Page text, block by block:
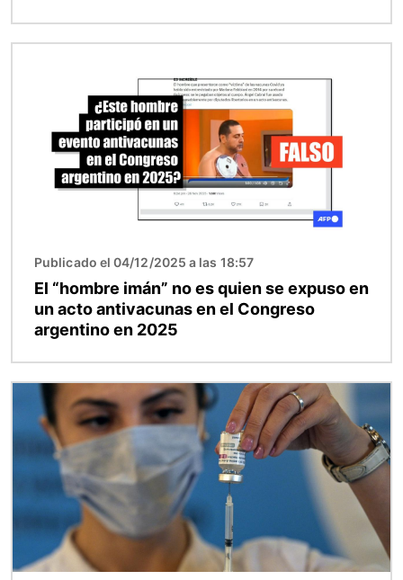
Publicado el 04/12/2025 a las 18:57
El “hombre imán” no es quien se expuso en
un acto antivacunas en el Congreso
argentino en 2025
Imagen